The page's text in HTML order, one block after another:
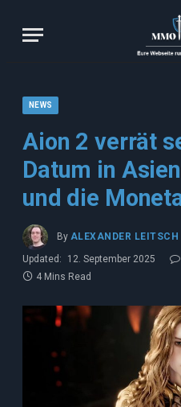
NEWS
Aion 2 verrät
Datum in
und die
By ALEXANDER LEITSCH
Updated:
12. September 2025
4 Mins Read